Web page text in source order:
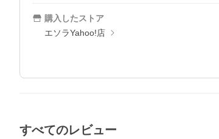
購入したストア
エソラYahoo!店
すべてのレビュー